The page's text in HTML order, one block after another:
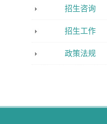
招生咨询
招生工作
政策法规